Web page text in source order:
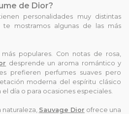
de Dior?
personalidades muy distintas
te mostramos algunas de las más
populares. Con notas de rosa,
desprende un aroma romántico y
prefieren perfumes suaves pero
moderna del espíritu clásico
día o para ocasiones especiales.
Sauvage Dior ofrece una